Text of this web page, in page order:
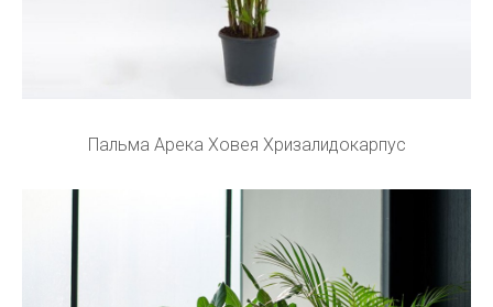
Пальма Арека Ховея Хризалидокарпус